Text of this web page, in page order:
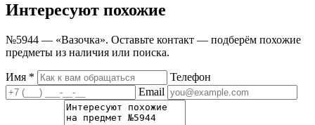
Интересуют похожие
№5944 — «Вазочка». Оставьте контакт — подберём похожие
предметы из наличия или поиска.
Имя *
Телефон
Email